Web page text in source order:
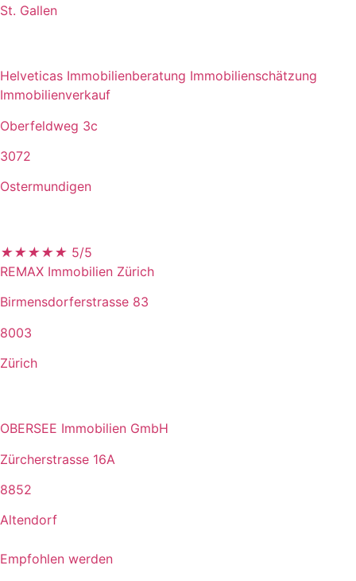
St. Gallen
Helveticas Immobilienberatung Immobilienschätzung
Immobilienverkauf
Oberfeldweg 3c
3072
Ostermundigen
★★★★★ 5/5
REMAX Immobilien Zürich
Birmensdorferstrasse 83
8003
Zürich
OBERSEE Immobilien GmbH
Zürcherstrasse 16A
8852
Altendorf
Empfohlen werden